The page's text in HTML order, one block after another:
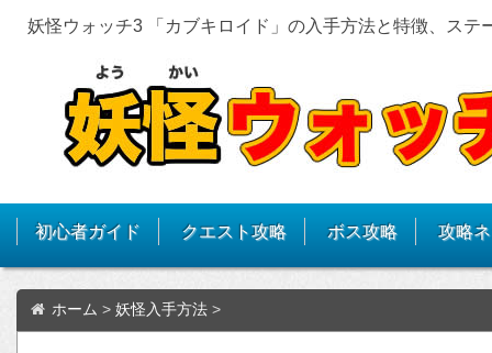
妖怪ウォッチ3 「カブキロイド」の入手方法と特徴、ステ
初心者ガイド クエスト攻略 ボス攻略 攻略
ホーム > 妖怪入手方法 >